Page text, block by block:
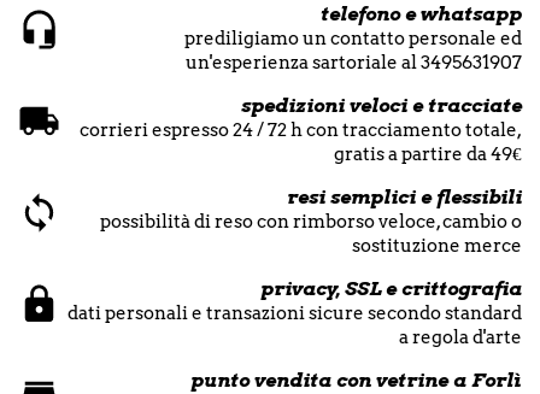
telefono e whatsapp
prediligiamo un contatto personale ed
un'esperienza sartoriale al 3495631907
spedizioni veloci e tracciate
corrieri espresso 24 / 72 h con tracciamento totale,
gratis a partire da 49€
resi semplici e flessibili
possibilità di reso con rimborso veloce, cambio o
sostituzione merce
privacy, SSL e crittografia
dati personali e transazioni sicure secondo standard
a regola d'arte
punto vendita con vetrine a Forlì